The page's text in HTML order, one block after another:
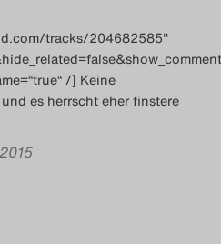
tracks/204682585″
/] Keine
und es herrscht eher finstere